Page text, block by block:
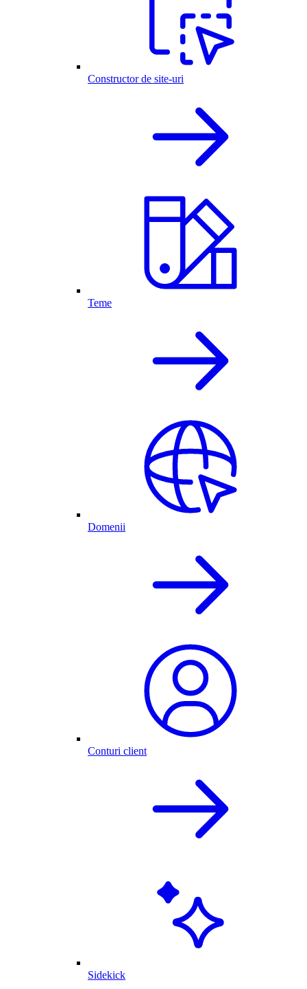
Constructor de site-uri
Teme
Domenii
Conturi client
Sidekick